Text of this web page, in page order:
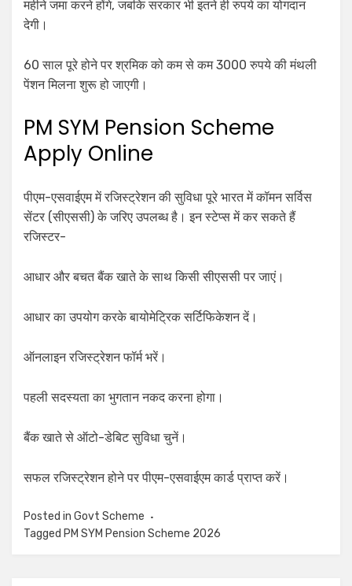
महीने जमा करने होंगे, जबकि सरकार भी इतने ही रुपये का योगदान
देगी।
60 साल पूरे होने पर श्रमिक को कम से कम 3000 रुपये की मंथली
पेंशन मिलना शुरू हो जाएगी।
PM SYM Pension Scheme
Apply Online
पीएम-एसवाईएम में रजिस्ट्रेशन की सुविधा पूरे भारत में कॉमन सर्विस
सेंटर (सीएससी) के जरिए उपलब्ध है। इन स्टेप्स में कर सकते हैं
रजिस्टर-
आधार और बचत बैंक खाते के साथ किसी सीएससी पर जाएं।
आधार का उपयोग करके बायोमेट्रिक सर्टिफिकेशन दें।
ऑनलाइन रजिस्ट्रेशन फॉर्म भरें।
पहली सदस्यता का भुगतान नकद करना होगा।
बैंक खाते से ऑटो-डेबिट सुविधा चुनें।
सफल रजिस्ट्रेशन होने पर पीएम-एसवाईएम कार्ड प्राप्त करें।
Posted in Govt Scheme
Tagged PM SYM Pension Scheme 2026